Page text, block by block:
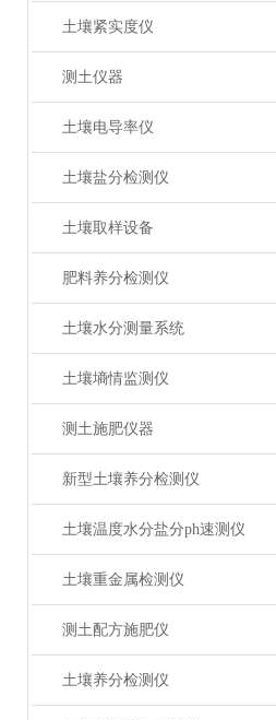
土壤紧实度仪
测土仪器
土壤电导率仪
土壤盐分检测仪
土壤取样设备
肥料养分检测仪
土壤水分测量系统
土壤墒情监测仪
测土施肥仪器
新型土壤养分检测仪
土壤温度水分盐分ph速测仪
土壤重金属检测仪
测土配方施肥仪
土壤养分检测仪